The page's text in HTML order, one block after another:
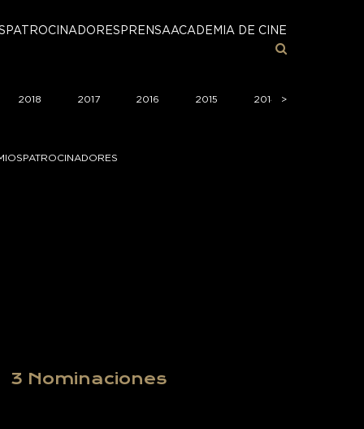
PATROCINADORES PRENSAACADEMIA DE CINE
2018 2017 2016 2015 2014 >
>
PATROCINADORES
3 Nominaciones